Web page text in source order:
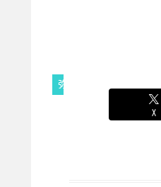
弥生時代
X